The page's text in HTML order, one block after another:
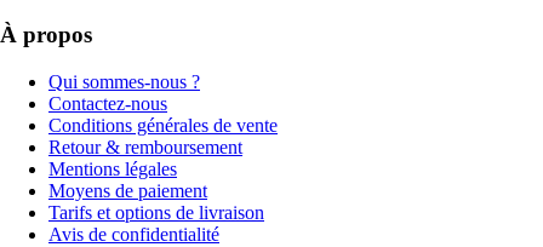
À propos
Qui sommes-nous ?
Contactez-nous
Conditions générales de vente
Retour & remboursement
Mentions légales
Moyens de paiement
Tarifs et options de livraison
Avis de confidentialité